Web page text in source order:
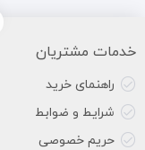
خدمات مشتریان
راهنمای خرید
شرایط و ضوابط
حریم خصوصی